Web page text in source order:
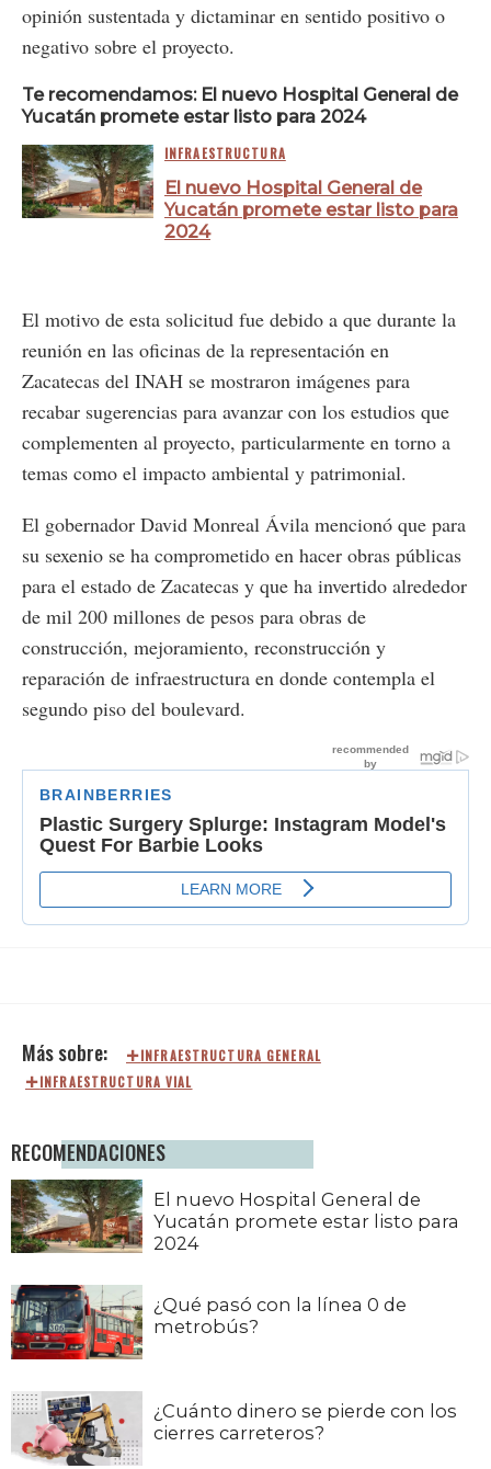
opinión sustentada y dictaminar en sentido positivo o
negativo sobre el proyecto.
Te recomendamos: El nuevo Hospital General de
Yucatán promete estar listo para 2024
INFRAESTRUCTURA
El nuevo Hospital General de
Yucatán promete estar listo para
2024
El motivo de esta solicitud fue debido a que durante la
reunión en las oficinas de la representación en
Zacatecas del INAH se mostraron imágenes para
recabar sugerencias para avanzar con los estudios que
complementen al proyecto, particularmente en torno a
temas como el impacto ambiental y patrimonial.
El gobernador David Monreal Ávila mencionó que para
su sexenio se ha comprometido en hacer obras públicas
para el estado de Zacatecas y que ha invertido alrededor
de mil 200 millones de pesos para obras de
construcción, mejoramiento, reconstrucción y
reparación de infraestructura en donde contempla el
segundo piso del boulevard.
INFRAESTRUCTURA GENERAL
INFRAESTRUCTURA VIAL
RECOMENDACIONES
El nuevo Hospital General de
Yucatán promete estar listo para
2024
¿Qué pasó con la línea 0 de
metrobús?
¿Cuánto dinero se pierde con los
cierres carreteros?